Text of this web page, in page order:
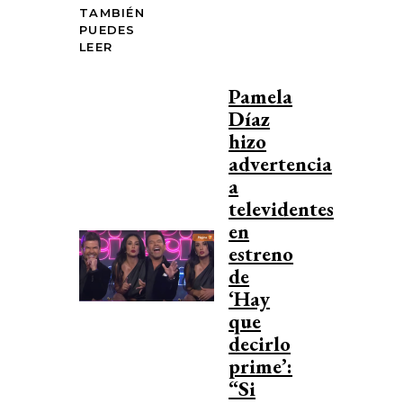
TAMBIÉN
PUEDES
LEER
Pamela
Díaz
hizo
advertencia
a
televidentes
en
estreno
de
‘Hay
que
decirlo
prime’:
“Si